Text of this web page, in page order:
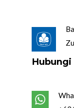
Hubungi